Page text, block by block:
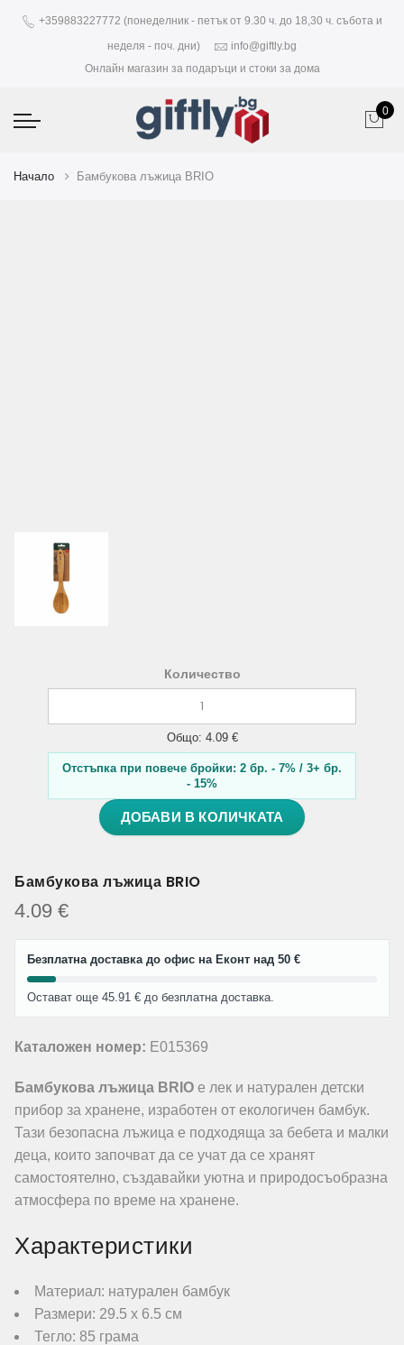
+359883227772 (понеделник - петък от 9.30 ч. до 18,30 ч. събота и
неделя - поч. дни)
info@giftly.bg
Онлайн магазин за подаръци и стоки за дома
0
Начало Бамбукова лъжица BRIO
Количество
Общо: 4.09 €
Отстъпка при повече бройки: 2 бр. - 7% / 3+ бр.
- 15%
ДОБАВИ В КОЛИЧКАТА
Бамбукова лъжица BRIO
4.09 €
Безплатна доставка до офис на Еконт над 50 €
Остават още 45.91 € до безплатна доставка.
Каталожен номер: E015369
Бамбукова лъжица BRIO е лек и натурален детски
прибор за хранене, изработен от екологичен бамбук.
Тази безопасна лъжица е подходяща за бебета и малки
деца, които започват да се учат да се хранят
самостоятелно, създавайки уютна и природосъобразна
атмосфера по време на хранене.
Характеристики
Материал: натурален бамбук
Размери: 29.5 х 6.5 см
Тегло: 85 грама